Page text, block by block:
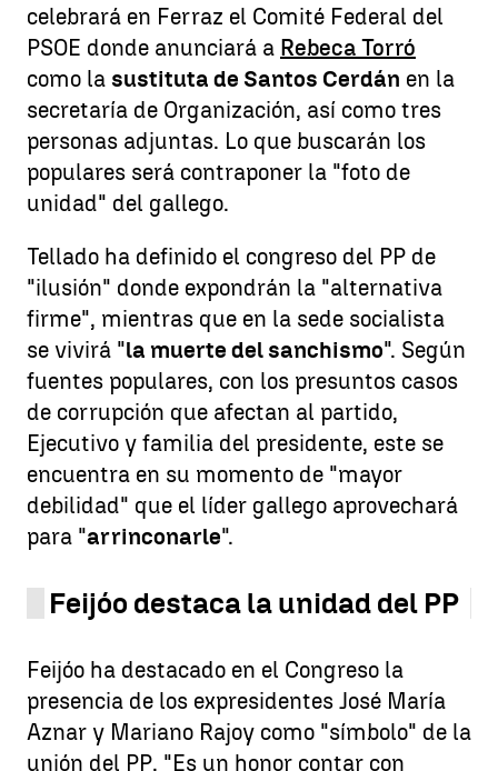
celebrará en Ferraz el Comité Federal del
PSOE donde anunciará a Rebeca Torró
como la sustituta de Santos Cerdán en la
secretaría de Organización, así como tres
personas adjuntas. Lo que buscarán los
populares será contraponer la "foto de
unidad" del gallego.
Tellado ha definido el congreso del PP de
"ilusión" donde expondrán la "alternativa
firme", mientras que en la sede socialista
se vivirá "la muerte del sanchismo". Según
fuentes populares, con los presuntos casos
de corrupción que afectan al partido,
Ejecutivo y familia del presidente, este se
encuentra en su momento de "mayor
debilidad" que el líder gallego aprovechará
para "arrinconarle".
Feijóo destaca la unidad del PP
Feijóo ha destacado en el Congreso la
presencia de los expresidentes José María
Aznar y Mariano Rajoy como "símbolo" de la
unión del PP. "Es un honor contar con